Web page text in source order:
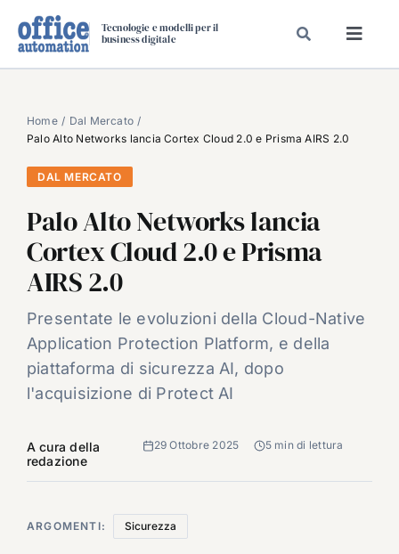
Tecnologie e modelli per il
business digitale
SPECIAL PAPER
DAL MERCATO
CARRIERE
VIDEO
EVENTI
CHI SIAMO
Home
Dal Mercato
Palo Alto Networks lancia Cortex Cloud 2.0 e Prisma AIRS 2.0
DAL MERCATO
Palo Alto Networks lancia
Cortex Cloud 2.0 e Prisma
AIRS 2.0
Presentate le evoluzioni della Cloud-Native
Application Protection Platform, e della
piattaforma di sicurezza AI, dopo
l'acquisizione di Protect AI
A cura della
redazione
29 Ottobre 2025 5 min di lettura
ARGOMENTI: Sicurezza